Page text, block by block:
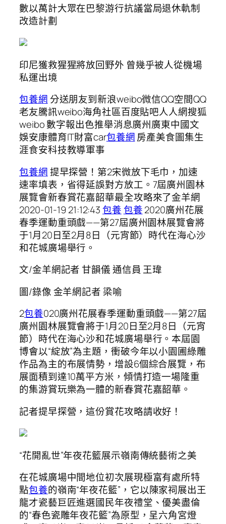
數以萬計大眾在巴黎游行抗議當局退休軌制
改造計劃
印尼獲救猩猩將放回野外 曾幾乎被人從機場
私運出境
包養網分送朋友到新浪weibo微信QQ空間QQ
老友騰訊weibo海角社區百度貼吧人人網搜狐
weibo 數字報出色推舉消息廣州廣東中國文
娛安康體育IT財富car包養網房產美食圖集生
涯食安科技教導軍事
包養網提早探營！第2宋微放下毛巾，加速
速率填表，省得延誤對方放工。7屆廣州園林
展覽會新春賞花嘉韶華最全攻略來了金羊網
2020-01-19 21:12:43包養包養2020廣州花展
春季運動重頭戲——第27屆廣州園林展覽會將
于1月20日至2月8日（元宵節）時代在海心沙
和花城廣場舉行。
文/金羊網記者 甘韻儀 通信員 王瑋
圖/錄像 金羊網記者 梁喻
2包養020廣州花展春季運動重頭戲——第27屆
廣州園林展覽會將于1月20日至2月8日（元宵
節）時代在海心沙和花城廣場舉行。本屆園
博會以“綻放”為主題，衝破今年以小園圃綠雕
作品為主的布展情勢，增設6個綜合展覽，布
展面積到達10萬平方米，傾情打造一場隆重
的集游賞玩樂為一體的新春賞花嘉韶華。
記者提早探營，這份賞花攻略請收好！
“花開亂世”年夜花籃展示嶺南傳統藝術之美
在花城廣場中間地位初次展現極富有處所特
點包養的嶺南“年夜花籃”，它以陳家祠展出王
龍才瓷藝巨匠進選國民年夜禮堂、優美盡倫
的“春色瓷雕年夜花籃”為原型，呈六角宮燈